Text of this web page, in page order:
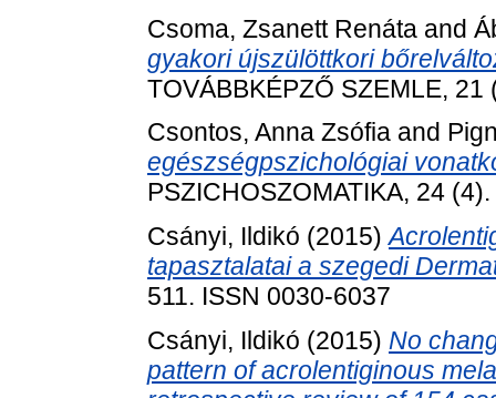
Csoma, Zsanett Renáta and
gyakori újszülöttkori
TOVÁBBKÉPZŐ SZEMLE,
Csontos, Anna Zsófia and
egészségpszichológiai
PSZICHOSZOMATIKA, 24
Csányi, Ildikó (2015)
tapasztalatai a szegedi
511. ISSN 0030-6037
Csányi, Ildikó (2015) No
pattern of acrolentiginous